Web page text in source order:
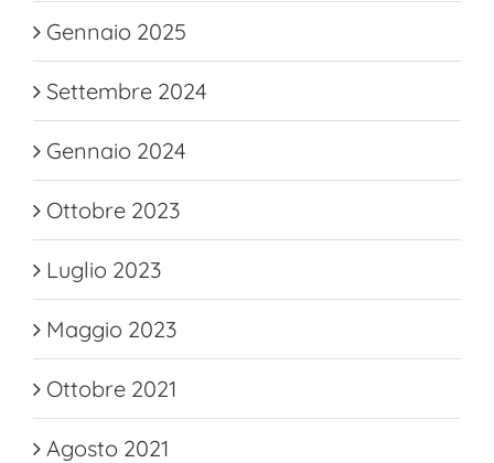
Gennaio 2025
Settembre 2024
Gennaio 2024
Ottobre 2023
Luglio 2023
Maggio 2023
Ottobre 2021
Agosto 2021